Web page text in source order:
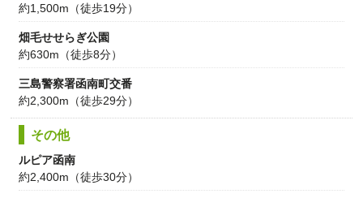
約1,500m（徒歩19分）
畑毛せせらぎ公園
約630m（徒歩8分）
三島警察署函南町交番
約2,300m（徒歩29分）
その他
ルピア函南
約2,400m（徒歩30分）